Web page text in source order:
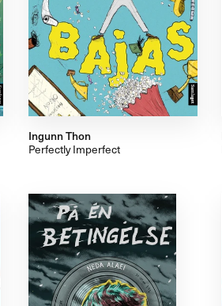
Ingunn Thon
Perfectly Imperfect